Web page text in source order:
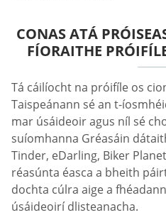
CONAS ATÁ
FÍORAITHE
Tá cáilíocht na próifíle os
Taispeánann sé an t-
mar úsáideoir agus níl sé
suíomhanna Gréasáin
Tinder, eDarling, Biker
réasúnta éasca a bheith
dochta cúlra aige a
úsáideoirí dlisteanacha.